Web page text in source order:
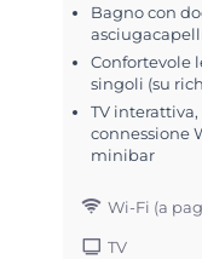
Bagno con
Confortevole
singoli (su
TV
connessione
minibar
Wi-Fi (a
TV